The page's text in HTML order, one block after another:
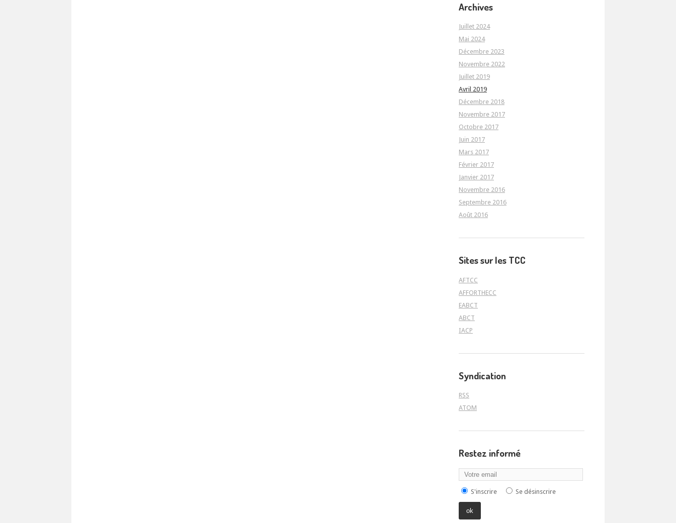
Archives
Juillet 2024
Mai 2024
Décembre 2023
Novembre 2022
Juillet 2019
Avril 2019
Décembre 2018
Novembre 2017
Octobre 2017
Juin 2017
Mars 2017
Février 2017
Janvier 2017
Novembre 2016
Septembre 2016
Août 2016
Sites sur les TCC
AFTCC
AFFORTHECC
EABCT
ABCT
IACP
Syndication
RSS
ATOM
Restez informé
S'inscrire Se désinscrire